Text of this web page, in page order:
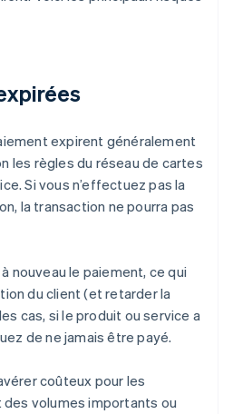
expirent généralement
les règles du réseau de cartes
Si vous n’effectuez pas la
la transaction ne pourra pas
nouveau le paiement, ce qui
du client (et retarder la
cas, si le produit ou service a
de ne jamais être payé.
coûteux pour les
volumes importants ou